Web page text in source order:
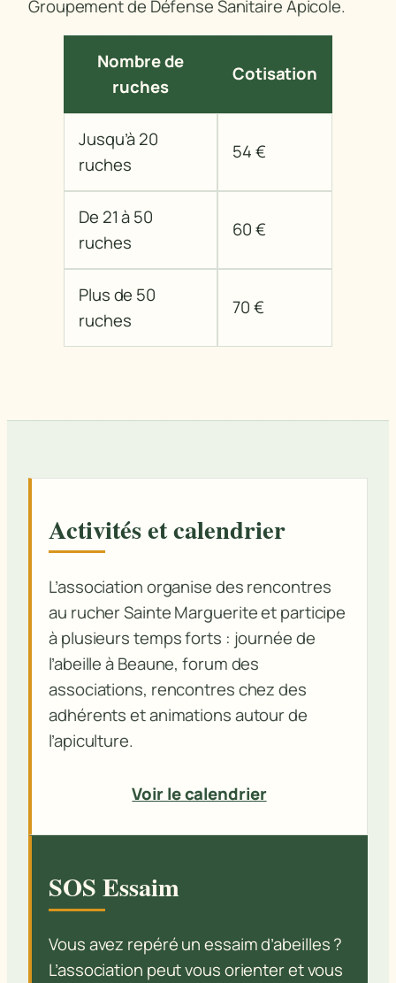
Groupement de Défense Sanitaire Apicole.
Nombre de
ruches
Cotisation
Jusqu’à 20
ruches
54 €
De 21 à 50
ruches
60 €
Plus de 50
ruches
70 €
Activités et calendrier
L’association organise des rencontres
au rucher Sainte Marguerite et participe
à plusieurs temps forts : journée de
l’abeille à Beaune, forum des
associations, rencontres chez des
adhérents et animations autour de
l’apiculture.
Voir le calendrier
SOS Essaim
Vous avez repéré un essaim d’abeilles ?
L’association peut vous orienter et vous